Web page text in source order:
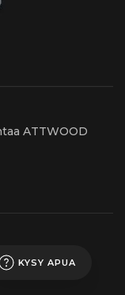
ATTWOOD
KYSY APUA